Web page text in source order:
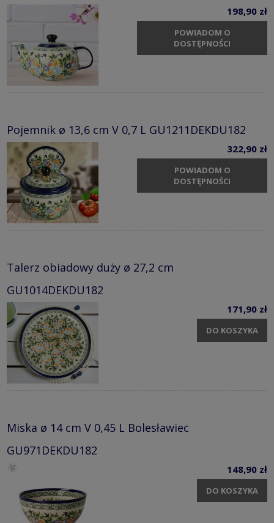
198,90 zł
POWIADOM O
DOSTĘPNOŚCI
Pojemnik ø 13,6 cm V 0,7 L GU1211DEKDU182
322,90 zł
POWIADOM O
DOSTĘPNOŚCI
Talerz obiadowy duży ø 27,2 cm
GU1014DEKDU182
171,90 zł
DO KOSZYKA
Miska ø 14 cm V 0,45 L Bolesławiec
GU971DEKDU182
148,90 zł
DO KOSZYKA